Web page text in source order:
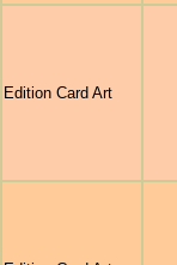
Edition Card Art